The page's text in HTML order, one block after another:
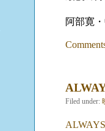
阿部寛
Filed under: